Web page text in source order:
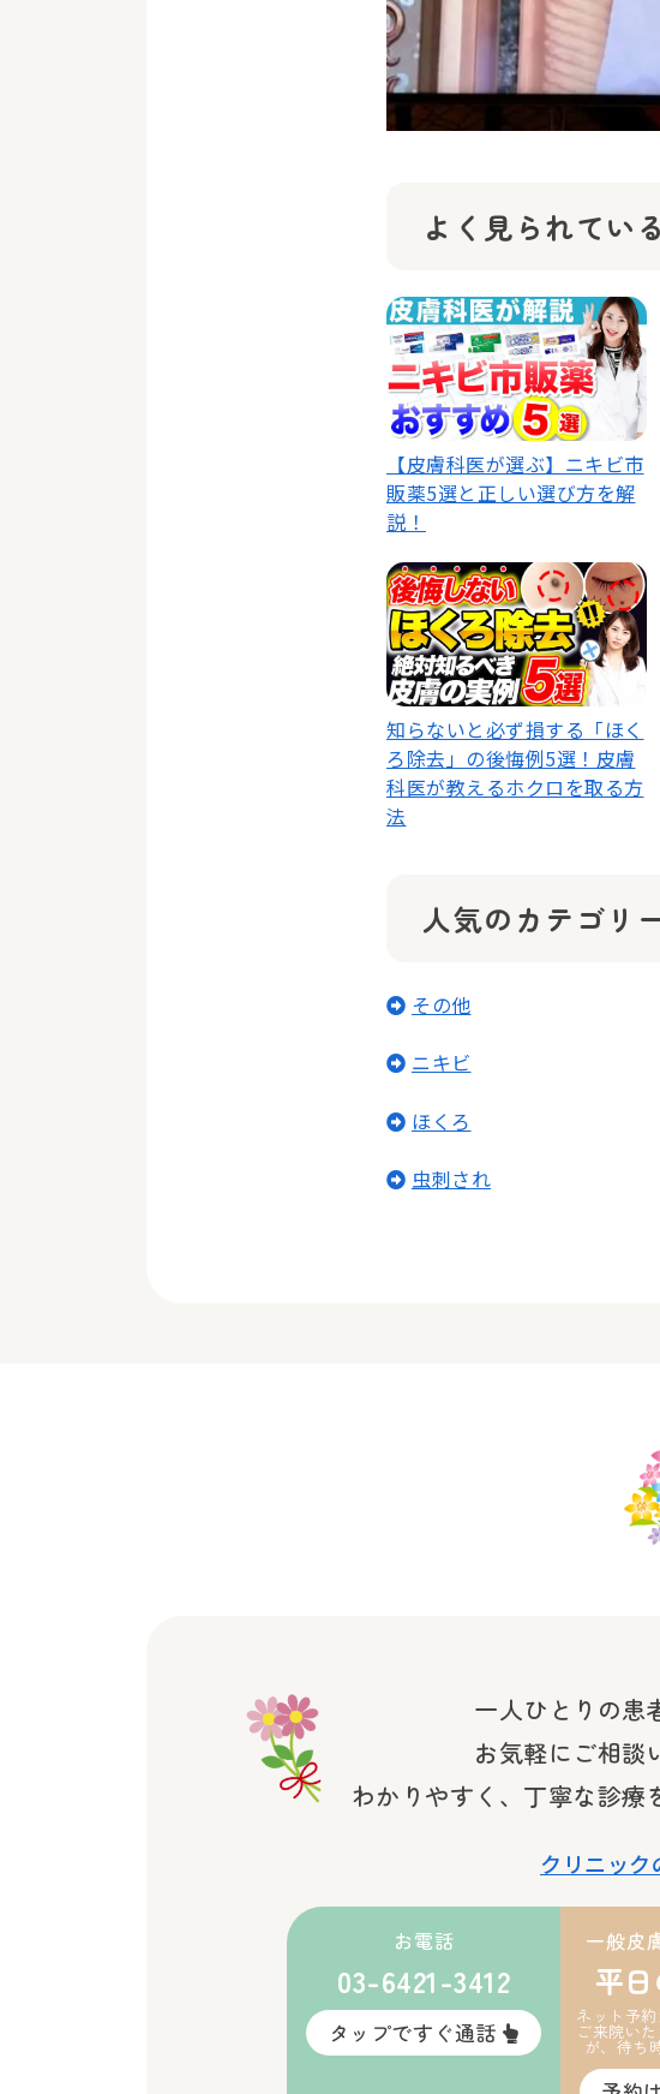
よく見られてい
【皮膚科医が選ぶ】ニキビ市
販薬5選と正しい選び方を解
説！
知らないと必ず損する「ほく
ろ除去」の後悔例5選！皮膚
科医が教えるホクロを取る方
法
人気のカテゴリ
その他
ニキビ
ほくろ
虫刺され
一人ひとりの患
お気軽にご相談
わかりやすく、丁寧な診療
クリニック
お電話
03-6421-3412
タップですぐ通話
一般皮
平
ネット予
ご来院い
が、待ち